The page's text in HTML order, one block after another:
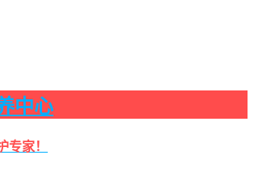
中心
专家！